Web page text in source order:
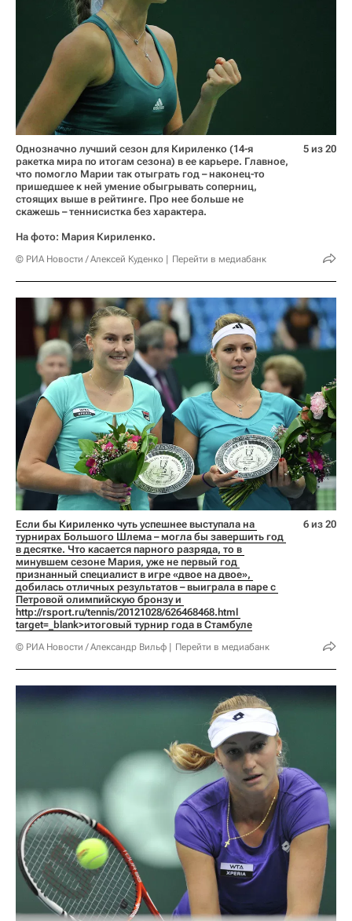
Однозначно лучший сезон для Кириленко (14-я
ракетка мира по итогам сезона) в ее карьере. Главное,
что помогло Марии так отыграть год – наконец-то
пришедшее к ней умение обыгрывать соперниц,
стоящих выше в рейтинге. Про нее больше не
скажешь – теннисистка без характера.
На фото: Мария Кириленко.
© РИА Новости / Алексей Куденко Перейти в медиабанк
5 из 20
Если бы Кириленко чуть успешнее выступала на
турнирах Большого Шлема – могла бы завершить год
в десятке. Что касается парного разряда, то в
минувшем сезоне Мария, уже не первый год
признанный специалист в игре «двое на двое»,
добилась отличных результатов – выиграла в паре с
http://rsport.ru/tennis/20121028/626468468.html
target=_blank>итоговый турнир года в Стамбуле
© РИА Новости / Александр Вильф Перейти в медиабанк
6 из 20